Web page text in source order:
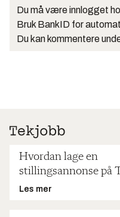
Du må være innlogget
Bruk BankID for
Du kan kommentere
Hvordan lage en
stillingsannonse på
Les mer